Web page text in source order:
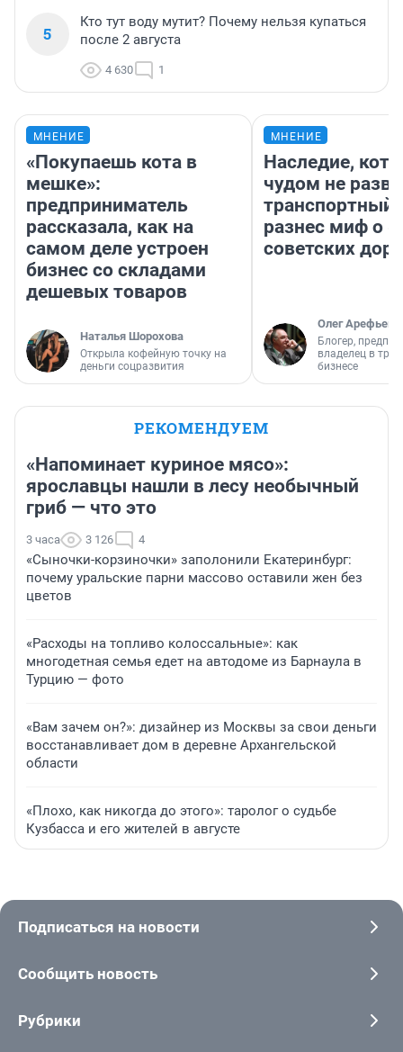
5
Кто тут воду мутит? Почему нельзя купаться
после 2 августа
4 630 1
МНЕНИЕ
«Покупаешь кота в
мешке»:
предприниматель
рассказала, как на
самом деле устроен
бизнес со складами
дешевых товаров
Наталья Шорохова
Открыла кофейную точку на
деньги соцразвития
МНЕНИЕ
Наследие,
чудом не
транспортный
разнес миф о
советских
Олег Арефьев
Блогер,
владелец в
бизнесе
РЕКОМЕНДУЕМ
«Напоминает куриное мясо»:
ярославцы нашли в лесу необычный
гриб — что это
3 часа 3 126 4
«Сыночки-корзиночки» заполонили Екатеринбург:
почему уральские парни массово оставили жен без
цветов
«Расходы на топливо колоссальные»: как
многодетная семья едет на автодоме из Барнаула в
Турцию — фото
«Вам зачем он?»: дизайнер из Москвы за свои деньги
восстанавливает дом в деревне Архангельской
области
«Плохо, как никогда до этого»: таролог о судьбе
Кузбасса и его жителей в августе
Подписаться на новости
Сообщить новость
Рубрики